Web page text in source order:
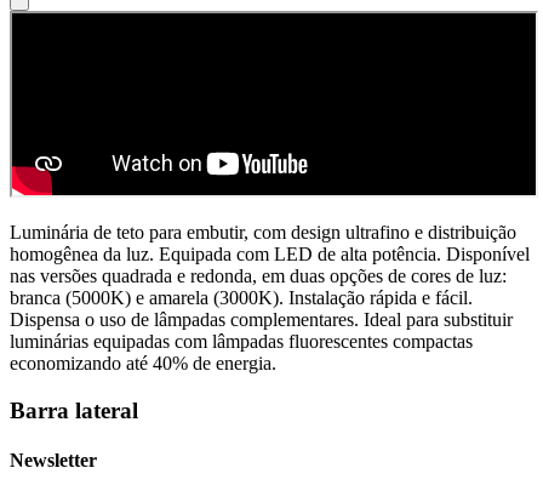
Luminária de teto para embutir, com design ultrafino e distribuição
homogênea da luz. Equipada com LED de alta potência. Disponível
nas versões quadrada e redonda, em duas opções de cores de luz:
branca (5000K) e amarela (3000K). Instalação rápida e fácil.
Dispensa o uso de lâmpadas complementares. Ideal para substituir
luminárias equipadas com lâmpadas fluorescentes compactas
economizando até 40% de energia.
Barra lateral
Newsletter